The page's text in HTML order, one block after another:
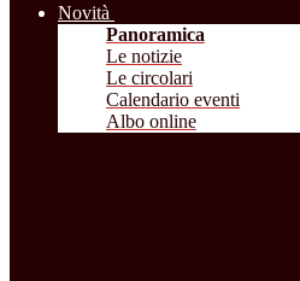
Novità
Panoramica
Le notizie
Le circolari
Calendario eventi
Albo online